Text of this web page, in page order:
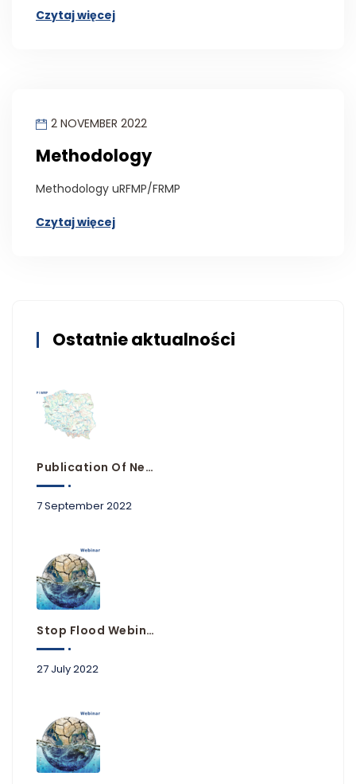
Czytaj więcej
2 NOVEMBER 2022
Methodology
Methodology uRFMP/FRMP
Czytaj więcej
Ostatnie aktualności
Publication Of New Flood Hazard And Risk Maps
7 September 2022
Stop Flood Webinars Available Online
27 July 2022